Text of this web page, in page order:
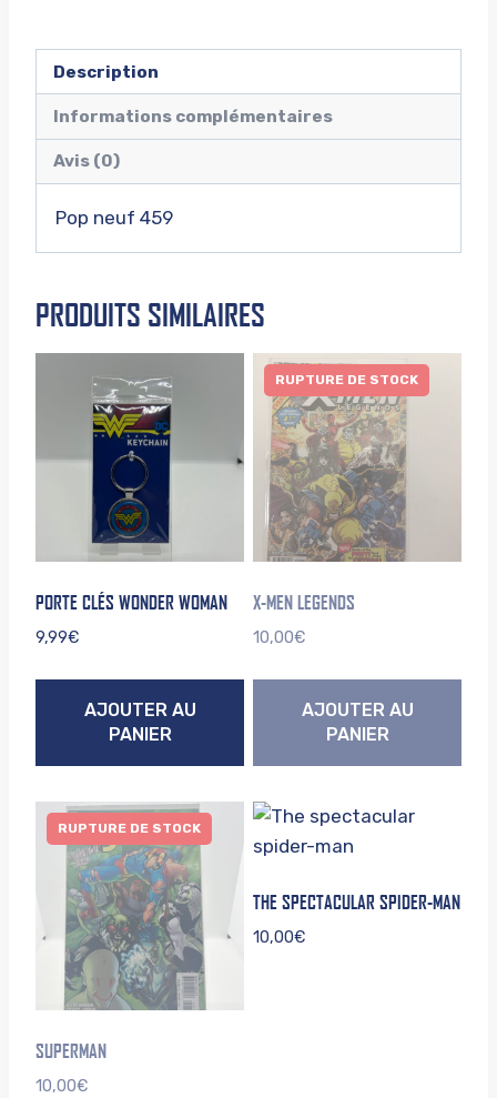
Description
Informations complémentaires
Avis (0)
Pop neuf 459
PRODUITS SIMILAIRES
PORTE CLÉS WONDER WOMAN
9,99€
AJOUTER AU
PANIER
RUPTURE DE STOCK
X-MEN LEGENDS
10,00€
AJOUTER AU
PANIER
RUPTURE DE STOCK
SUPERMAN
10,00€
THE SPECTACULAR SPIDER-MAN
10,00€